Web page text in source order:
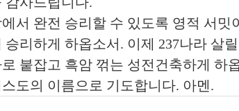
서 완전 승리할 수 있도록 영적 서
승리하게 하옵소서. 이제 237나라 살
붙잡고 흑암 꺾는 성전건축하게 하
도의 이름으로 기도합니다. 아멘.